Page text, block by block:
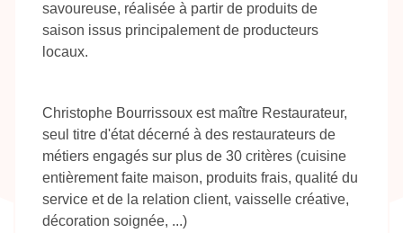
savoureuse, réalisée à partir de produits de
saison issus principalement de producteurs
locaux.
Christophe Bourrissoux est maître Restaurateur,
seul titre d'état décerné à des restaurateurs de
métiers engagés sur plus de 30 critères (cuisine
entièrement faite maison, produits frais, qualité du
service et de la relation client, vaisselle créative,
décoration soignée, ...)